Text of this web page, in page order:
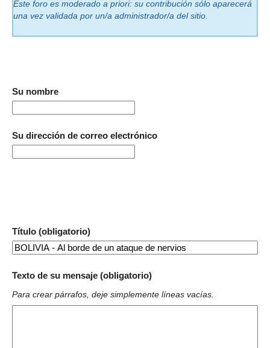
Este foro es moderado a priori: su contribución sólo aparecerá
una vez validada por un/a administrador/a del sitio.
Su nombre
Su dirección de correo electrónico
Título (obligatorio)
Texto de su mensaje (obligatorio)
Para crear párrafos, deje simplemente líneas vacías.